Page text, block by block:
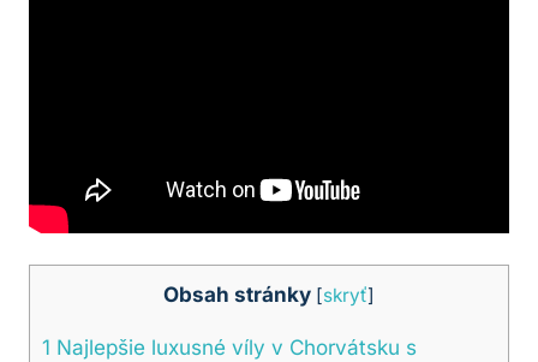
Obsah stránky [skryť]
1 Najlepšie luxusné víly v Chorvátsku s